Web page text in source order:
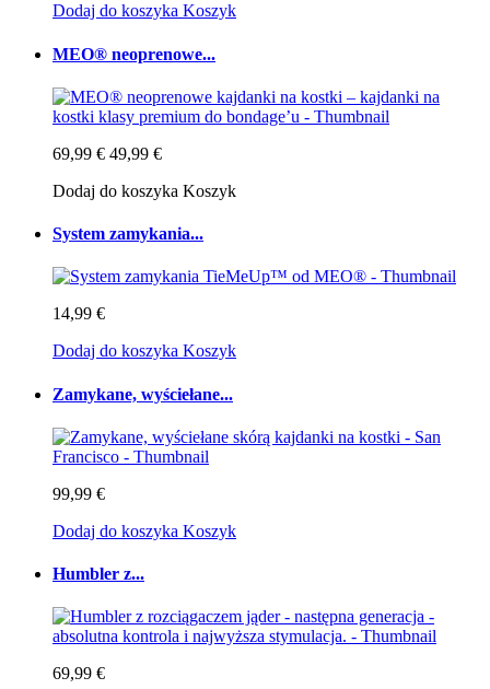
Dodaj do koszyka Koszyk
MEO® neoprenowe...
69,99 € 49,99 €
Dodaj do koszyka Koszyk
System zamykania...
14,99 €
Dodaj do koszyka Koszyk
Zamykane, wyściełane...
99,99 €
Dodaj do koszyka Koszyk
Humbler z...
69,99 €